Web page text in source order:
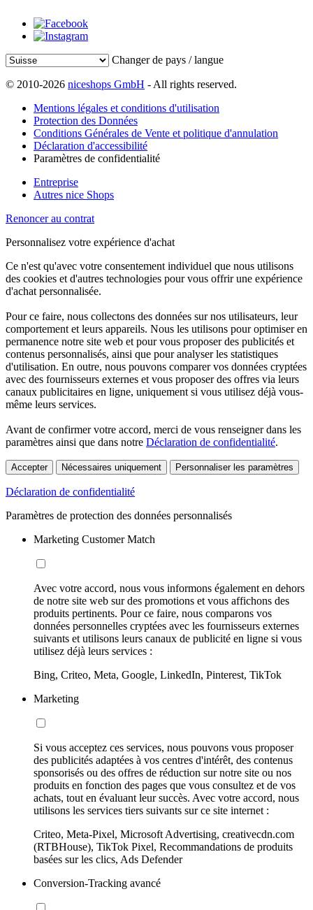
Changer de pays / langue
© 2010-2026 niceshops GmbH - All rights reserved.
Mentions légales et conditions d'utilisation
Protection des Données
Conditions Générales de Vente et politique d'annulation
Déclaration d'accessibilité
Paramètres de confidentialité
Entreprise
Autres nice Shops
Renoncer au contrat
Personnalisez votre expérience d'achat
Ce n'est qu'avec votre consentement individuel que nous utilisons
des cookies et d'autres technologies pour vous offrir une expérience
d'achat personnalisée.
Pour ce faire, nous collectons des données sur nos utilisateurs, leur
comportement et leurs appareils. Nous les utilisons pour optimiser en
permanence notre site web et pour vous proposer des publicités et
contenus personnalisés, ainsi que pour analyser les statistiques
d'utilisation. En outre, nous pouvons comparer vos données cryptées
avec des fournisseurs externes et vous proposer des offres via leurs
canaux publicitaires en ligne, uniquement si vous utilisez déjà vous-
même leurs services.
Avant de confirmer votre accord, merci de vous renseigner dans les
paramètres ainsi que dans notre Déclaration de confidentialité.
Accepter Nécessaires uniquement Personnaliser les paramètres
Déclaration de confidentialité
Paramètres de protection des données personnalisés
Marketing Customer Match
Avec votre accord, nous vous informons également en dehors
de notre site web sur des promotions et vous affichons des
produits pertinents. Pour ce faire, nous comparons vos
données personnelles cryptées avec les fournisseurs externes
suivants et utilisons leurs canaux de publicité en ligne si vous
utilisez déjà leurs services :
Bing, Criteo, Meta, Google, LinkedIn, Pinterest, TikTok
Marketing
Si vous acceptez ces services, nous pouvons vous proposer
des publicités adaptées à vos centres d'intérêt, des contenus
sponsorisés ou des offres de réduction sur notre site ou nos
produits en fonction des pages que vous consultez et de vos
achats, tout en évaluant leur succès. Avec votre accord, nous
utilisons les services tiers suivants sur ce site internet :
Criteo, Meta-Pixel, Microsoft Advertising, creativecdn.com
(RTBHouse), TikTok Pixel, Recommandations de produits
basées sur les clics, Ads Defender
Conversion-Tracking avancé